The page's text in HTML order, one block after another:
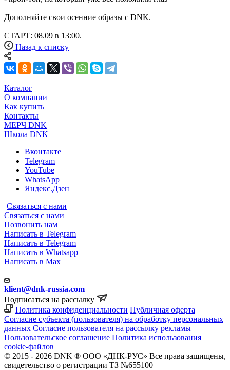
Дополняйте свои осенние образы c DNK.
СТАРТ: 08.09 в 13:00.
Назад к списку
Каталог
О компании
Как купить
Контакты
МЕРЧ DNK
Школа DNK
Вконтакте
Telegram
YouTube
WhatsApp
Яндекс.Дзен
Связаться с нами
Связаться с нами
Позвонить нам
Написать в Telegram
Написать в Telegram
Написать в Whatsapp
Написать в Max
klient@dnk-russia.com
Подписаться на рассылку
Политика конфиденциальности Публичная оферта
Согласие субъекта (пользователя) на обработку персональных
данных Согласие пользователя на рассылку рекламы
Пользовательское соглашение Политика использования
cookie-файлов
© 2015 - 2026 DNK ® ООО «ДНК-РУС» Все права защищены,
свидетельство о регистрации ТЗ №655100